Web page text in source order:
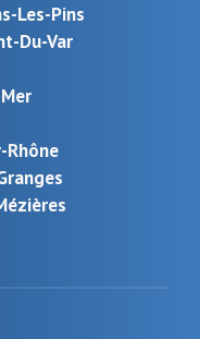
Les-Pins
Du-Var
Rhône